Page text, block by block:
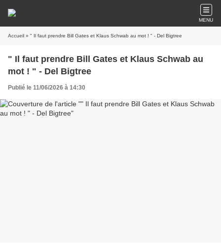
MENU
Accueil » " Il faut prendre Bill Gates et Klaus Schwab au mot ! " - Del Bigtree
" Il faut prendre Bill Gates et Klaus Schwab au
mot ! " - Del Bigtree
Publié le 11/06/2026 à 14:30